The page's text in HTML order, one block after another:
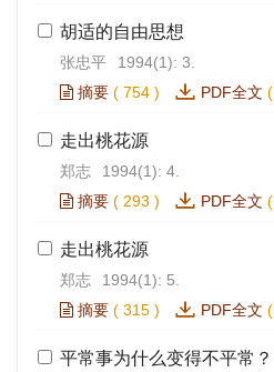
胡适的自由思想
张忠平
1994(1): 3.
摘要 ( 754 ) PDF全文 (
走出桃花源
郑志
1994(1): 4.
摘要 ( 293 ) PDF全文 (
走出桃花源
郑志
1994(1): 5.
摘要 ( 315 ) PDF全文 (
平常事为什么变得不平常？